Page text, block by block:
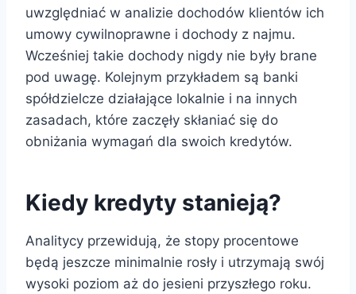
uwzględniać w analizie dochodów klientów ich
umowy cywilnoprawne i dochody z najmu.
Wcześniej takie dochody nigdy nie były brane
pod uwagę. Kolejnym przykładem są banki
spółdzielcze działające lokalnie i na innych
zasadach, które zaczęły skłaniać się do
obniżania wymagań dla swoich kredytów.
Kiedy kredyty stanieją?
Analitycy przewidują, że stopy procentowe
będą jeszcze minimalnie rosły i utrzymają swój
wysoki poziom aż do jesieni przyszłego roku.